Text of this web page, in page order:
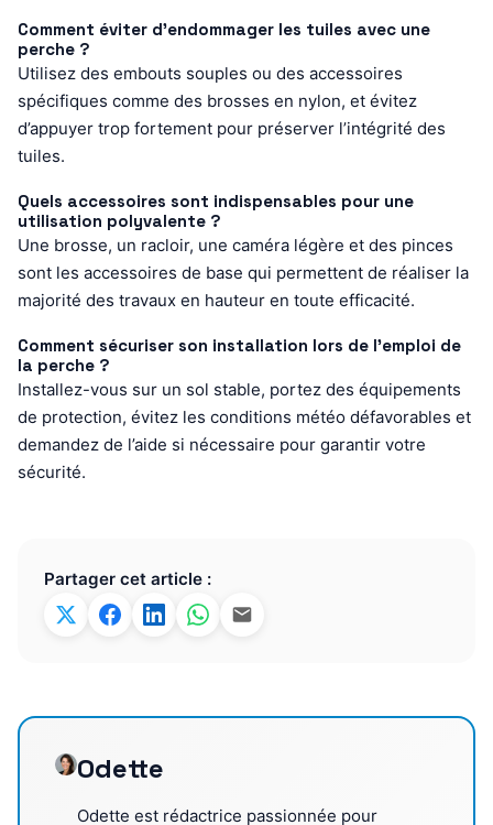
Comment éviter d’endommager les tuiles avec une
perche ?
Utilisez des embouts souples ou des accessoires
spécifiques comme des brosses en nylon, et évitez
d’appuyer trop fortement pour préserver l’intégrité des
tuiles.
Quels accessoires sont indispensables pour une
utilisation polyvalente ?
Une brosse, un racloir, une caméra légère et des pinces
sont les accessoires de base qui permettent de réaliser la
majorité des travaux en hauteur en toute efficacité.
Comment sécuriser son installation lors de l’emploi de
la perche ?
Installez-vous sur un sol stable, portez des équipements
de protection, évitez les conditions météo défavorables et
demandez de l’aide si nécessaire pour garantir votre
sécurité.
Partager cet article :
Odette
Odette est rédactrice passionnée pour